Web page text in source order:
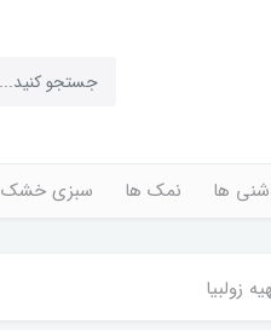
ها نمک ها سبزی خشک
زولبیا